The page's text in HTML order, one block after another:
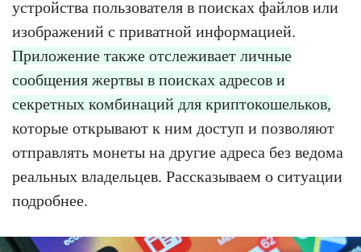
устройства пользователя в поисках файлов или
изображений с приватной информацией.
Приложение также отслеживает личные
сообщения жертвы в поисках адресов и
секретных комбинаций для криптокошельков,
которые открывают к ним доступ и позволяют
отправлять монеты на другие адреса без ведома
реальных владельцев. Рассказываем о ситуации
подробнее.